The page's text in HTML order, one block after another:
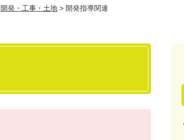
開発・工事・土地 > 開発指導関連